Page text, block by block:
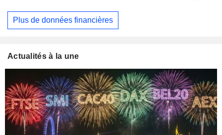
Plus de données financières
Actualités à la une